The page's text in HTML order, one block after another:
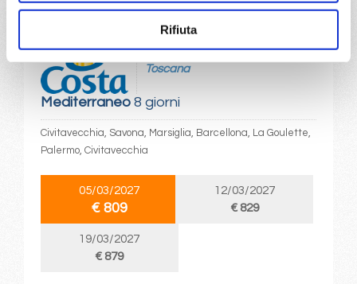
Rifiuta
Mediterraneo8 giorni
daCivitavecchiaconCosta
Toscana
Civitavecchia, Savona, Marsiglia, Barcellona, La Goulette,
Palermo, Civitavecchia
05/03/2027
€ 809
12/03/2027
€ 829
19/03/2027
€ 879